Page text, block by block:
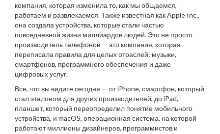
компания, которая изменила то, как мы общаемся,
работаем и развлекаемся. Также известная какApple Inc.,
она создала устройства, которые стали частью
повседневной жизни миллиардов людей. Это не просто
производитель телефонов — это компания, которая
переписала правила для целых отраслей: музыки,
смартфонов, программного обеспечения и даже
цифровых услуг.
Все, что вы видите сегодня — отiPhone, смартфон, который
стал эталоном для других производителей, доiPad,
планшет, который переопределил понятие мобильного
устройства, и macOS, операционная система, на которой
работают миллионы дизайнеров, программистов и